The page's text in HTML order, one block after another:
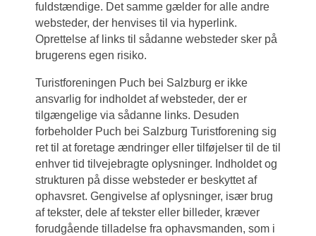
fuldstændige. Det samme gælder for alle andre
websteder, der henvises til via hyperlink.
Oprettelse af links til sådanne websteder sker på
brugerens egen risiko.
Turistforeningen Puch bei Salzburg er ikke
ansvarlig for indholdet af websteder, der er
tilgængelige via sådanne links. Desuden
forbeholder Puch bei Salzburg Turistforening sig
ret til at foretage ændringer eller tilføjelser til de til
enhver tid tilvejebragte oplysninger. Indholdet og
strukturen på disse websteder er beskyttet af
ophavsret. Gengivelse af oplysninger, især brug
af tekster, dele af tekster eller billeder, kræver
forudgående tilladelse fra ophavsmanden, som i